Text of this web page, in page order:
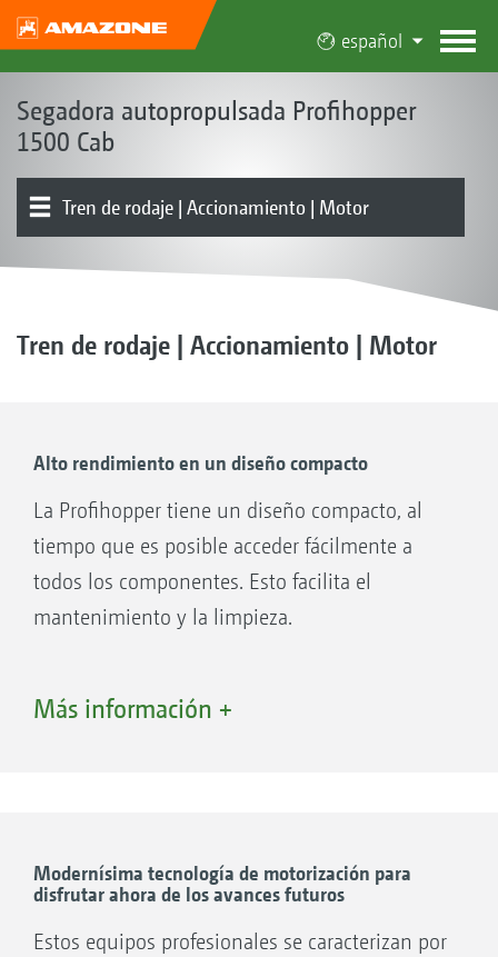
español
Segadora autopropulsada Profihopper
1500 Cab
Tren de rodaje | Accionamiento | Motor
Tren de rodaje | Accionamiento | Motor
Alto rendimiento en un diseño compacto
La Profihopper tiene un diseño compacto, al
tiempo que es posible acceder fácilmente a
todos los componentes. Esto facilita el
mantenimiento y la limpieza.
función de autolimpieza
Más información +
Modernísima tecnología de motorización para
disfrutar ahora de los avances futuros
Estos equipos profesionales se caracterizan por